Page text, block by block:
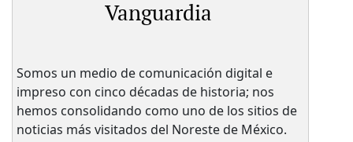
Vanguardia
Somos un medio de comunicación digital e
impreso con cinco décadas de historia; nos
hemos consolidando como uno de los sitios de
noticias más visitados del Noreste de México.